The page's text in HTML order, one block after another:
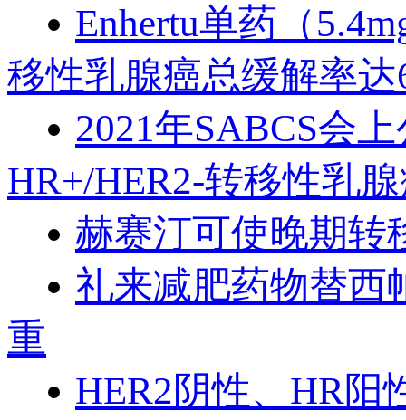
Enhertu单药（
移性乳腺癌总缓解率
2021年SABCS会
HR+/HER2-转移性乳
赫赛汀可使晚期转
礼来减肥药物替西
重
HER2阴性、HR阳